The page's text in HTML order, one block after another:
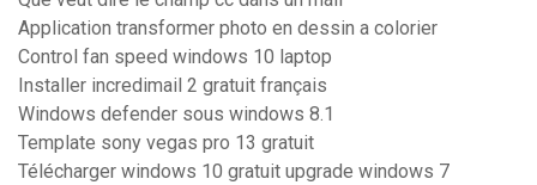
Application transformer photo en dessin a colorier
Control fan speed windows 10 laptop
Installer incredimail 2 gratuit français
Windows defender sous windows 8.1
Template sony vegas pro 13 gratuit
Télécharger windows 10 gratuit upgrade windows 7